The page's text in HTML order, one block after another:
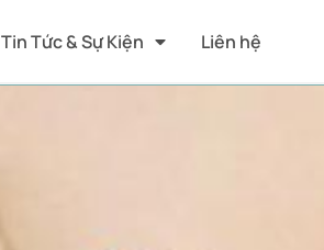
Tin Tức & Sự Kiện Liên hệ